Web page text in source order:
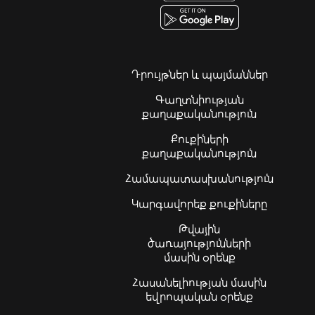
Դրույթներ և պայմաններ
Գաղտնիության
քաղաքականություն
Քուքիների
քաղաքականություն
Համապատասխանություն
Կարգավորեք քուքիները
Թվային
ծառայությունների
մասին օրենք
Հասանելիության մասին
եվրոպական օրենք